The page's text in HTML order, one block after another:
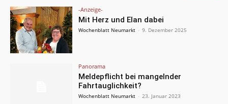
-Anzeige-
Mit Herz und Elan dabei
Wochenblatt Neumarkt - 9. Dezember 2025
Panorama
Meldepflicht bei mangelnder
Fahrtauglichkeit?
Wochenblatt Neumarkt - 23. Januar 2023